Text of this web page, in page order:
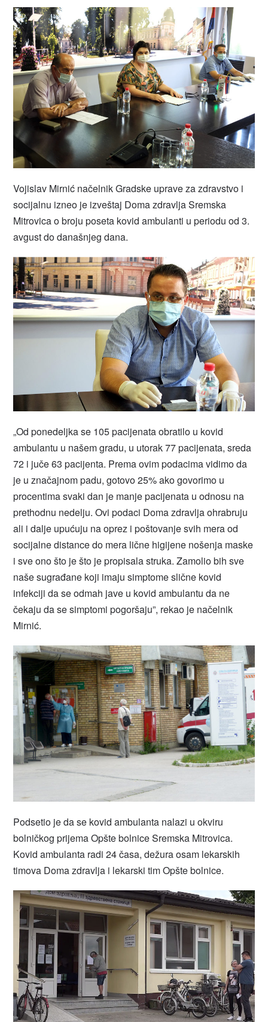
Vojislav Mirnić načelnik Gradske uprave za zdravstvo i
socijalnu izneo je izveštaj Doma zdravlja Sremska
Mitrovica o broju poseta kovid ambulanti u periodu od 3.
avgust do današnjeg dana.
„Od ponedeljka se 105 pacijenata obratilo u kovid
ambulantu u našem gradu, u utorak 77 pacijenata, sreda
72 i juče 63 pacijenta. Prema ovim podacima vidimo da
je u značajnom padu, gotovo 25% ako govorimo u
procentima svaki dan je manje pacijenata u odnosu na
prethodnu nedelju. Ovi podaci Doma zdravlja ohrabruju
ali i dalje upućuju na oprez i poštovanje svih mera od
socijalne distance do mera lične higijene nošenja maske
i sve ono što je što je propisala struka. Zamolio bih sve
naše sugrađane koji imaju simptome slične kovid
infekciji da se odmah jave u kovid ambulantu da ne
čekaju da se simptomi pogoršaju”, rekao je načelnik
Mirnić.
Podsetio je da se kovid ambulanta nalazi u okviru
bolničkog prijema Opšte bolnice Sremska Mitrovica.
Kovid ambulanta radi 24 časa, dežura osam lekarskih
timova Doma zdravlja i lekarski tim Opšte bolnice.